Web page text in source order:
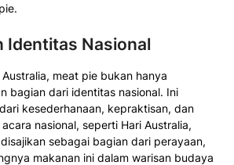
Identitas Nasional
meat pie bukan hanya
bagian dari identitas nasional. Ini
kesederhanaan, kepraktisan, dan
nasional, seperti Hari Australia,
sebagai bagian dari perayaan,
makanan ini dalam warisan budaya